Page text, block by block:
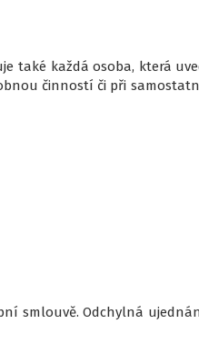
také každá osoba, která
činností či při
smlouvě. Odchylná